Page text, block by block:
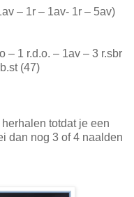
– 1r – 1av- 1r – 5av)
– 1 r.d.o. – 1av – 3 r.sbr
(47)
totdat je een
dan nog 3 of 4 naalden